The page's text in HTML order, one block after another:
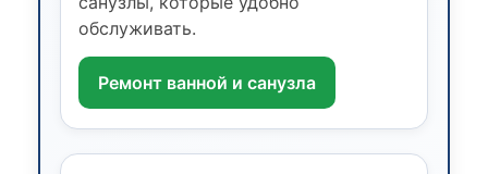
обслуживать.
Ремонт ванной и санузла